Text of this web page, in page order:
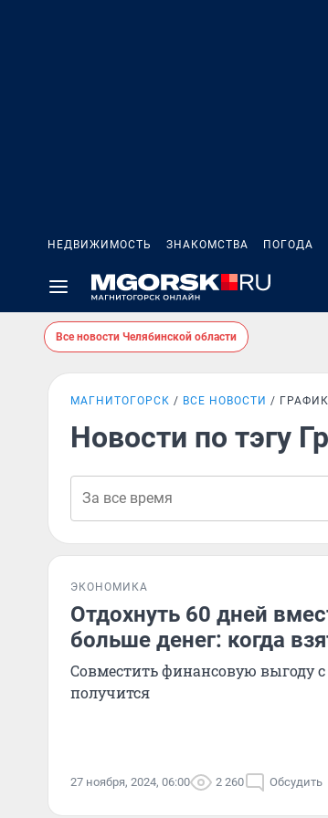
НЕДВИЖИМОСТЬ ЗНАКОМСТВА ПОГОДА
Все новости Челябинской области
МАГНИТОГОРСК ВСЕ НОВОСТИ
Новости по тэгу
ЭКОНОМИКА
Отдохнуть 60 дней
больше денег: когда
Совместить финансовую выгоду
получится
27 ноября, 2024, 06:00 2 260 Обсудить